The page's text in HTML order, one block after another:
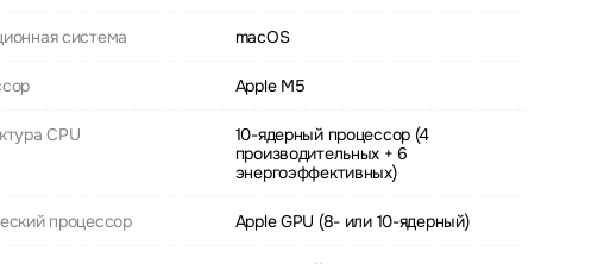
система macOS
Apple M5
CPU
10-ядерный процессор (4
производительных + 6
энергоэффективных)
процессор Apple GPU (8- или 10-ядерный)